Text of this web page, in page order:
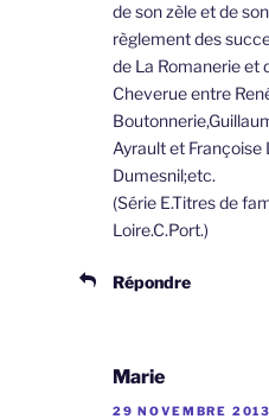
de son zèle et de
règlement des
de La Romanerie et
Cheverue entre
Ayrault et
Dumesnil;etc.
(Série E.Titres de
Loire.C.Port.)
Répondre
Marie
29 NOVEMBRE